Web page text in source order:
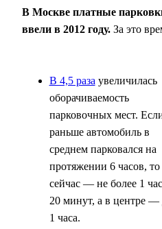
В Москве платные
ввели в 2012 году. За это
В 4,5 раза увеличилась
оборачиваемость
парковочных мест.
раньше автомобиль в
среднем парковался на
протяжении 6 часов, то
сейчас — не более 1
20 минут, а в центре —
1 часа.